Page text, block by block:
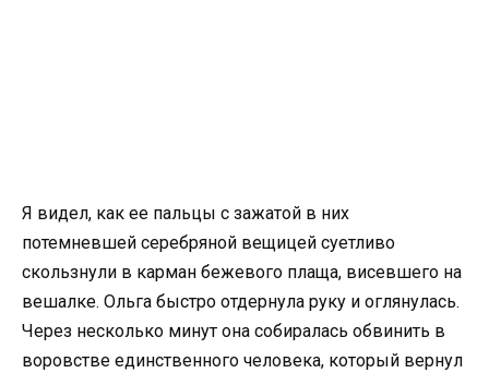
Я видел, как ее пальцы с зажатой в них
потемневшей серебряной вещицей суетливо
скользнули в карман бежевого плаща, висевшего на
вешалке. Ольга быстро отдернула руку и оглянулась.
Через несколько минут она собиралась обвинить в
воровстве единственного человека, который вернул